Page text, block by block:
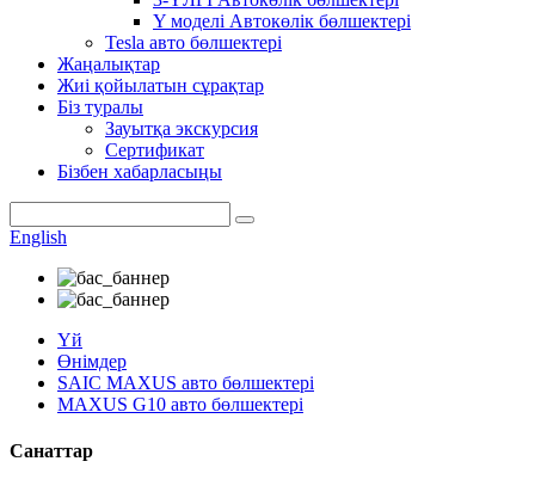
Y моделі Автокөлік бөлшектері
Tesla авто бөлшектері
Жаңалықтар
Жиі қойылатын сұрақтар
Біз туралы
Зауытқа экскурсия
Сертификат
Бізбен хабарласыңы
English
Үй
Өнімдер
SAIC MAXUS авто бөлшектері
MAXUS G10 авто бөлшектері
Санаттар